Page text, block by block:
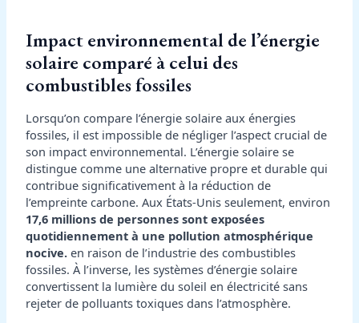
Impact environnemental de l’énergie
solaire comparé à celui des
combustibles fossiles
Lorsqu’on compare l’énergie solaire aux énergies
fossiles, il est impossible de négliger l’aspect crucial de
son impact environnemental. L’énergie solaire se
distingue comme une alternative propre et durable qui
contribue significativement à la réduction de
l’empreinte carbone. Aux États-Unis seulement, environ
17,6 millions de personnes sont exposées
quotidiennement à une pollution atmosphérique
nocive.en raison de l’industrie des combustibles
fossiles. À l’inverse, les systèmes d’énergie solaire
convertissent la lumière du soleil en électricité sans
rejeter de polluants toxiques dans l’atmosphère.